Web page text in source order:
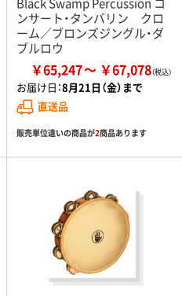
ンサート・タンバリン クロ
ーム／ブロンズジングル・ダ
ブルロウ
￥65,247 ￥67,078
お届け日：8月21日（金）まで
直送品
販売単位違いの商品が2商品あります